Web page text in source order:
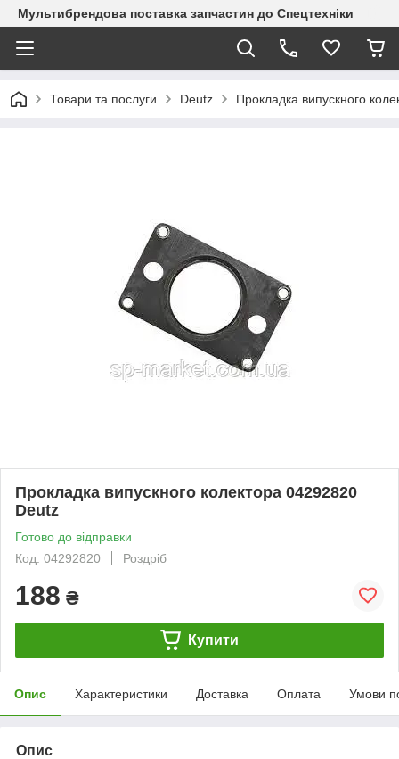
Мультибрендова поставка запчастин до Спецтехніки
Товари та послуги Deutz Прокладка випускного
Прокладка випускного колектора 04292820
Deutz
Готово до відправки
Код: 04292820
Роздріб
188 ₴
Купити
Опис Характеристики Доставка Оплата Умови
Опис